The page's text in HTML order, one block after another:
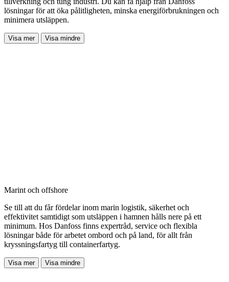
lösningar för att öka pålitligheten, minska energiförbrukningen och
minimera utsläppen.
Visa mer Visa mindre
Marint och offshore
Se till att du får fördelar inom marin logistik, säkerhet och
effektivitet samtidigt som utsläppen i hamnen hålls nere på ett
minimum. Hos Danfoss finns expertråd, service och flexibla
lösningar både för arbetet ombord och på land, för allt från
kryssningsfartyg till containerfartyg.
Visa mer Visa mindre